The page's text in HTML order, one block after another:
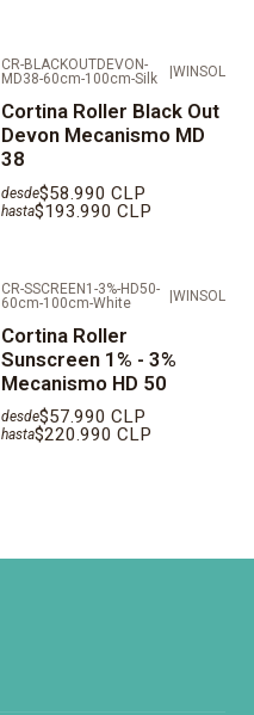
CR-BLACKOUTDEVON-
MD38-60cm-100cm-Silk
WINSOL
Cortina Roller Black Out
Devon Mecanismo MD
38
desde$58.990 CLP
hasta$193.990 CLP
CR-SSCREEN1-3%-HD50-
60cm-100cm-White
|WINSOL
Cortina Roller
Sunscreen 1% - 3%
Mecanismo HD 50
desde$57.990 CLP
hasta$220.990 CLP